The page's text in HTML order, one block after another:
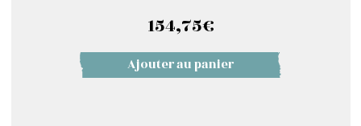
154,75€
Ajouter au panier